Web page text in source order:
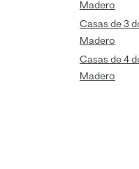
Madero
Casas de 3
Madero
Casas de 4
Madero